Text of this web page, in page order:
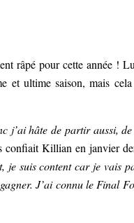
râpé pour cette année !
et ultime saison, mais
j’ai hâte de partir aussi,
confiait Killian en janvier
je suis content car je
J’ai connu le Final